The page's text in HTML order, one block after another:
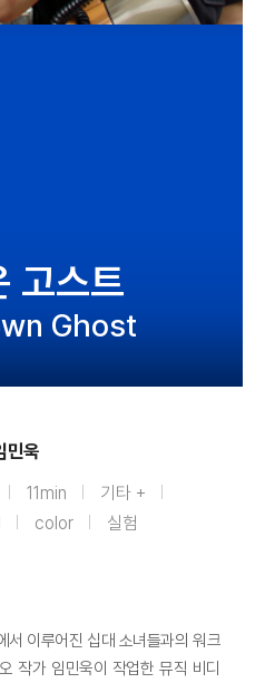
고스트
Ghost
민욱
11min
기타 +
color 실험
서 이루어진 십대 소녀들과의 워크
작가 임민욱이 작업한 뮤직 비디